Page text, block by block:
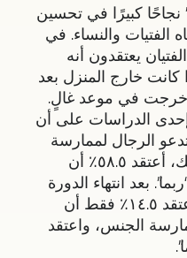
كبيرًا في تحسين
الفتيات والنساء. في
يعتقدون أنه
كانت خارج المنزل بعد
خرجت في موعد غالٍ.
في إحدى الدراسات على أن
تدعو الرجال لممارسة
الجنس معها. بالإضافة إلى ذلك، أعتقد ٥٨.٥٪ أن
بعد انتهاء الدورة
التي استمرت ستة أسابيع، اعتقد ١٤.٥٪ فقط أن
الجنس، واعتقد